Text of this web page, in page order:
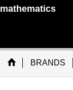
mathematics
BRANDS